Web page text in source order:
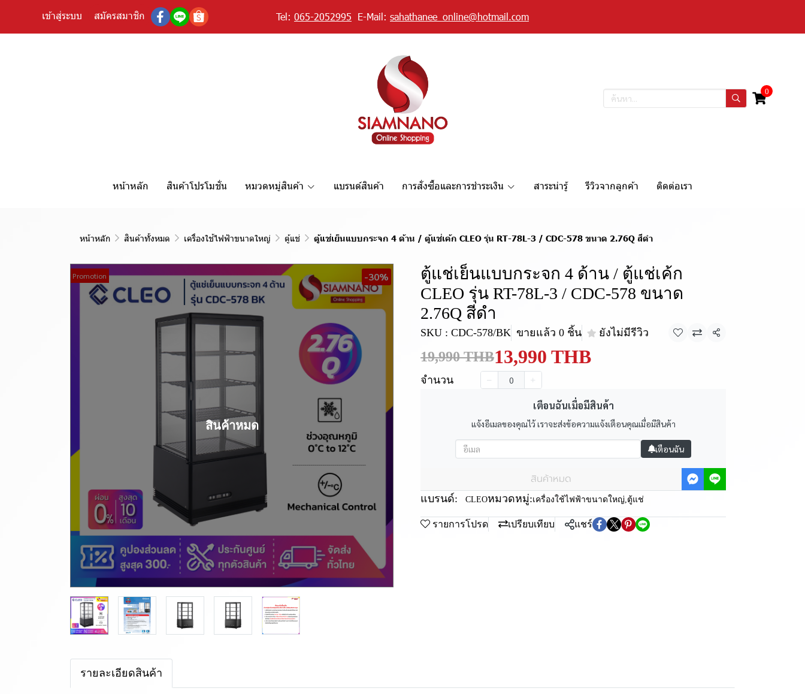
เข้าสู่ระบบ สมัครสมาชิก Tel: 065-2052995 E-Mail: sahathanee_online@hotmail.com
0
หน้าหลัก สินค้าโปรโมชั่น หมวดหมู่สินค้า แบรนด์สินค้า การสั่งซื้อและการชำระเงิน สาระน่ารู้ รีวิวจากลูกค้า ติดต่อเรา
หน้าหลัก สินค้าทั้งหมด เครื่องใช้ไฟฟ้าขนาดใหญ่ ตู้แช่ ตู้แช่เย็นแบบกระจก 4 ด้าน / ตู้แช่เค้ก CLEO รุ่น RT-78L-3 / CDC-578 ขนาด 2.76Q สีดำ
Promotion -30%
สินค้าหมด
ตู้แช่เย็นแบบกระจก 4 ด้าน / ตู้แช่เค้ก
CLEO รุ่น RT-78L-3 / CDC-578 ขนาด
2.76Q สีดำ
SKU : CDC-578/BK ขายแล้ว 0 ชิ้น ยังไม่มีรีวิว แชร์
19,990 THB13,990 THB
จำนวน
เตือนฉันเมื่อมีสินค้า
แจ้งอีเมลของคุณไว้ เราจะส่งข้อความแจ้งเตือนคุณเมื่อมีสินค้า
เตือนฉัน
สินค้าหมด
แบรนด์: CLEOหมวดหมู่:เครื่องใช้ไฟฟ้าขนาดใหญ่,ตู้แช่
รายการโปรด เปรียบเทียบ แชร์
รายละเอียดสินค้า